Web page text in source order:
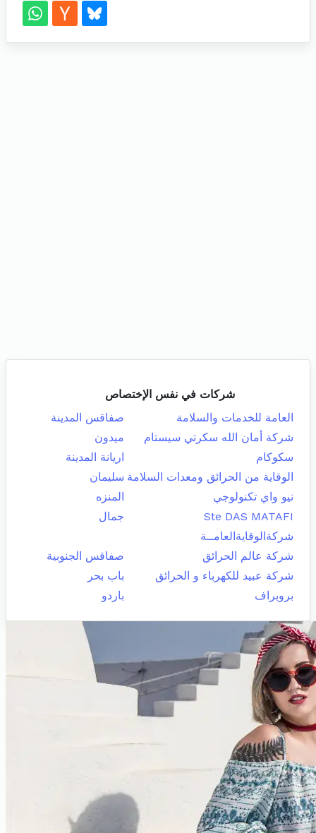
شركات في نفس الإختصاص
العامة للخدمات والسلامة
صفاقس المدينة
شركة أمان الله سكرتي سيستام
ميدون
سكوكام
اريانة المدينة
الوقاية من الحرائق ومعدات السلامة سليمان
نيو واي تكنولوجي
المنزه
Ste DAS MATAFI
جمال
شركةالوقايةالعامــة
شركة عالم الحرائق
صفاقس الجنوبية
شركة عبيد للكهرباء و الحرائق
باب بحر
بروبراف
باردو